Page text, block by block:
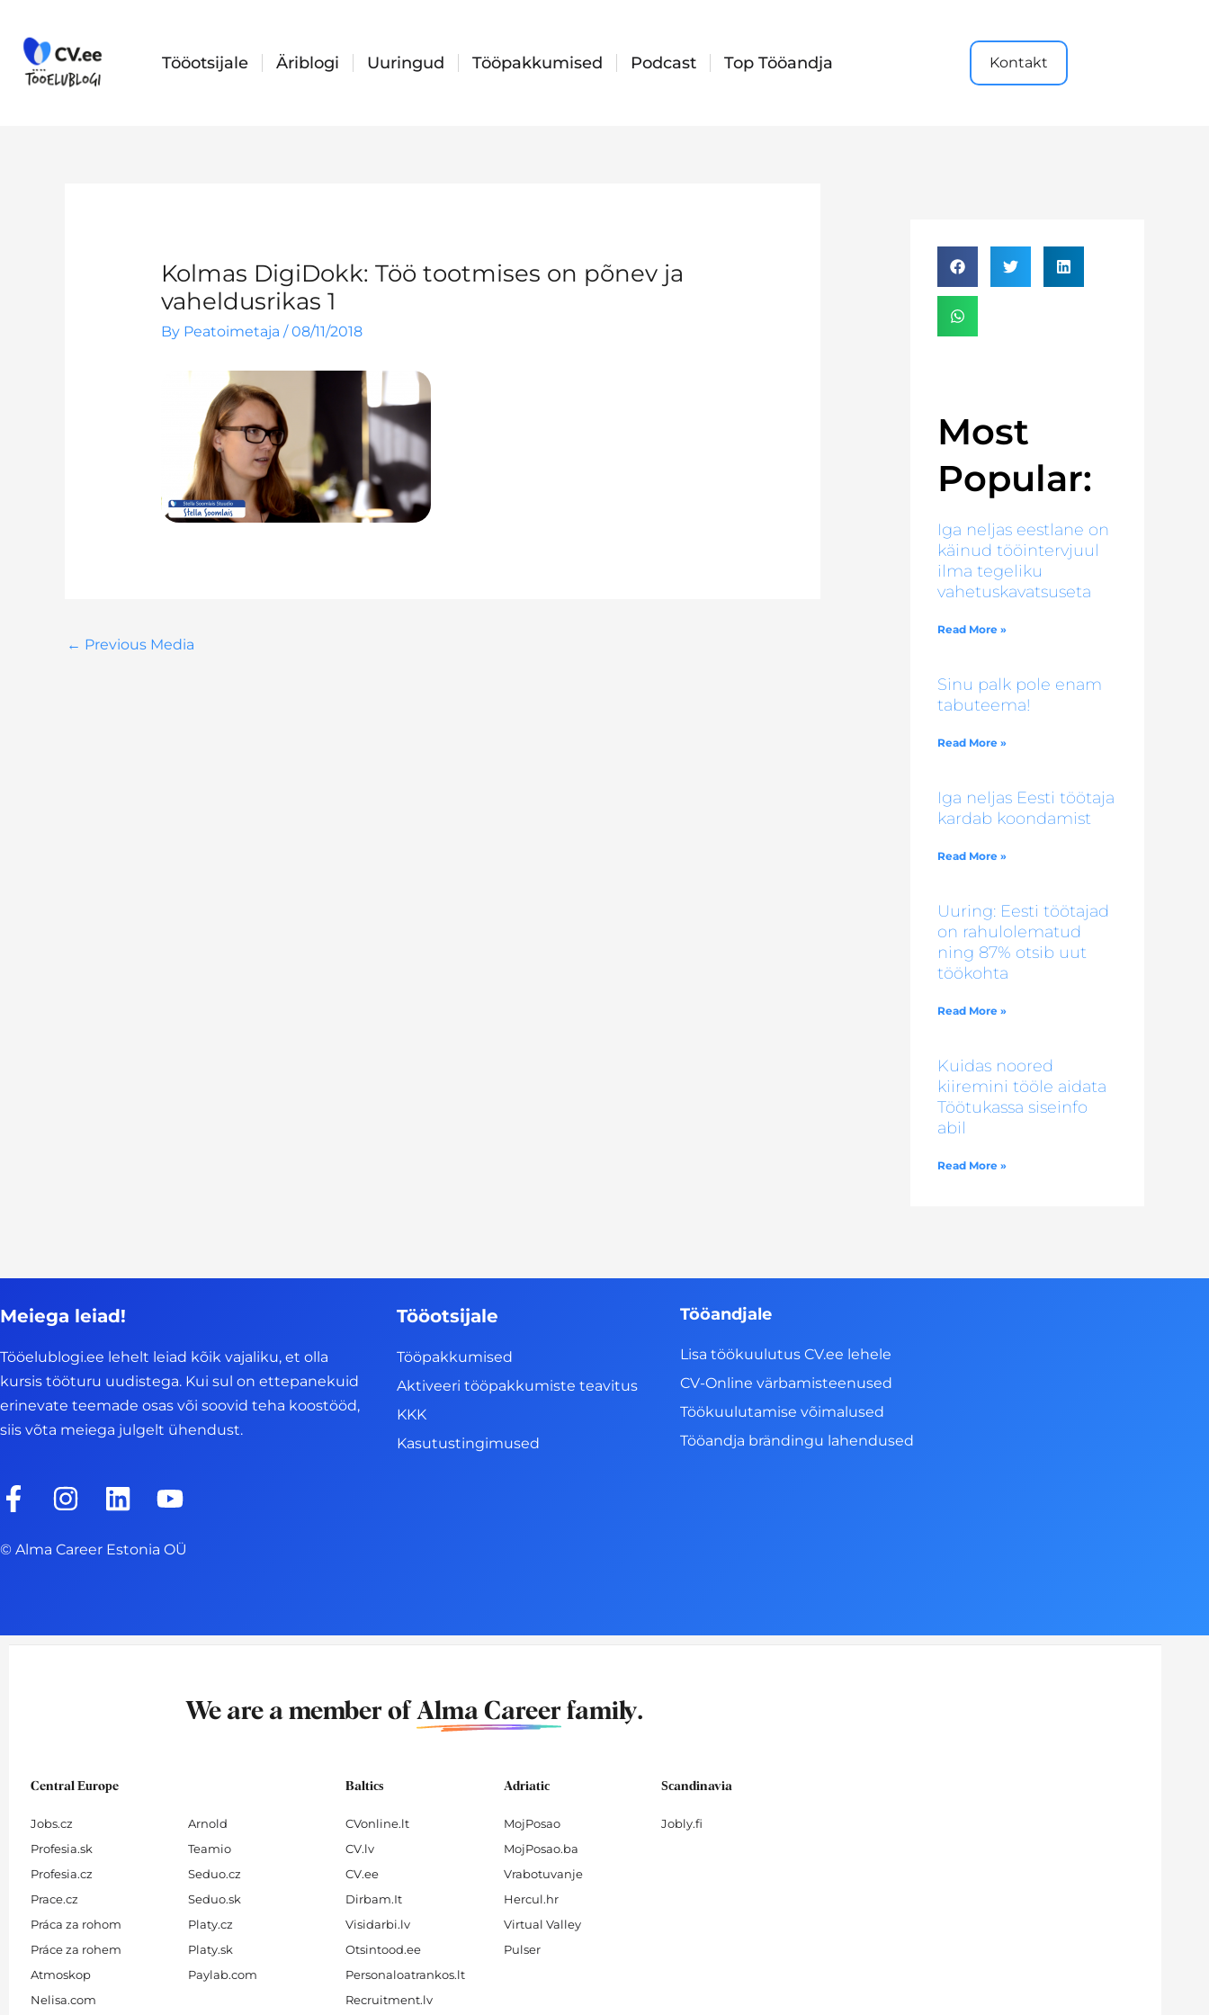
content
Tööotsijale Äriblogi Uuringud Tööpakkumised Podcast Top Tööandja Kontakt
Kolmas DigiDokk: Töö tootmises on põnev ja
vaheldusrikas 1
By Peatoimetaja /08/11/2018
← Previous Media
Most
Popular:
Iga neljas eestlane on
käinud tööintervjuul
ilma tegeliku
vahetuskavatsuseta
Read More »
Sinu palk pole enam
tabuteema!
Read More »
Iga neljas Eesti töötaja
kardab koondamist
Read More »
Uuring: Eesti töötajad
on rahulolematud
ning 87% otsib uut
töökohta
Read More »
Kuidas noored
kiiremini tööle aidata
Töötukassa siseinfo
abil
Read More »
Meiega leiad!
Tööelublogi.ee lehelt leiad kõik vajaliku, et olla
kursis tööturu uudistega. Kui sul on ettepanekuid
erinevate teemade osas või soovid teha koostööd,
siis võta meiega julgelt ühendust.
F
c
o
I
s
g
L
n
d
Y
u
b
© Alma Career Estonia OÜ
Tööotsijale
Tööpakkumised
Aktiveeri tööpakkumiste teavitus
KKK
Kasutustingimused
Tööandjale
Lisa töökuulutus CV.ee lehele
CV-Online värbamisteenused
Töökuulutamise võimalused
Tööandja brändingu lahendused
We are a member of Alma Careerfamily.
Central Europe
Jobs.cz
Profesia.sk
Profesia.cz
Prace.cz
Práca za rohom
Práce za rohem
Atmoskop
Nelisa.com
Arnold
Teamio
Seduo.cz
Seduo.sk
Platy.cz
Platy.sk
Paylab.com
Baltics
CVonline.lt
CV.lv
CV.ee
Dirbam.It
Visidarbi.lv
Otsintood.ee
Personaloatrankos.lt
Recruitment.lv
Adriatic
MojPosao
MojPosao.ba
Vrabotuvanje
Hercul.hr
Virtual Valley
Pulser
Scandinavia
Jobly.fi